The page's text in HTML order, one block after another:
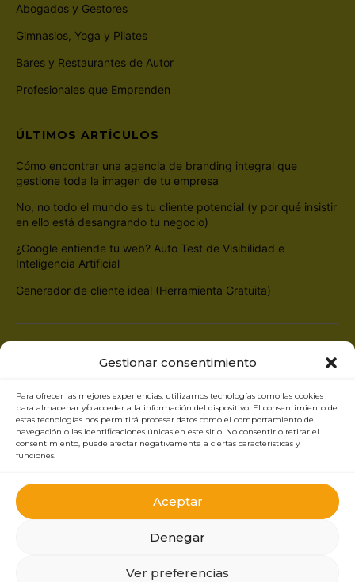
Gestionar consentimiento
Para ofrecer las mejores experiencias, utilizamos tecnologías como las cookies
para almacenar y/o acceder a la información del dispositivo. El consentimiento de
estas tecnologías nos permitirá procesar datos como el comportamiento de
navegación o las identificaciones únicas en este sitio. No consentir o retirar el
consentimiento, puede afectar negativamente a ciertas características y
funciones.
Aceptar
Denegar
Ver preferencias
Abogados y Gestores
Gimnasios, Yoga y Pilates
Bares y Restaurantes de Autor
Profesionales que Emprenden
ÚLTIMOS ARTÍCULOS
Cómo encontrar una agencia de branding integral que
gestione toda la imagen de tu empresa
No, no todo el mundo es tu cliente potencial (y por qué insistir
en ello está desangrando tu negocio)
¿Google entiende tu web? Auto Test de Visibilidad e
Inteligencia Artificial
Generador de cliente ideal (Herramienta Gratuita)
Calle Eduardo Marquina 13, 28019 Madrid (Solo atención online,
reunión haciendo clic aquí
Teléfono:684 045 439 | Email:info@brandingmakers.es
Copyright © 2026 Branding Makers – Creado por